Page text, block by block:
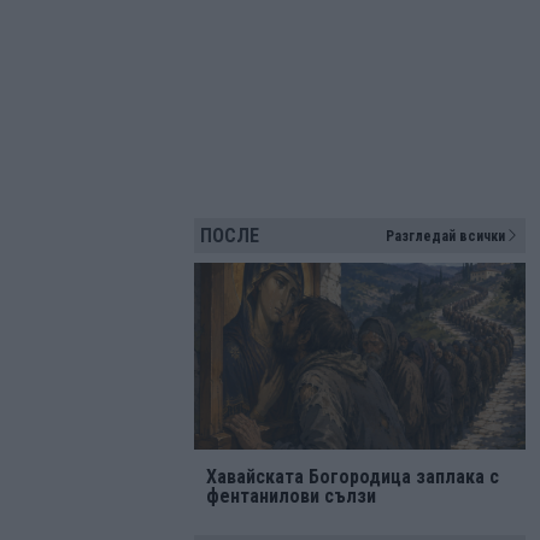
ПОСЛЕ Разгледай всички
Хавайската Богородица заплака с
фентанилови сълзи